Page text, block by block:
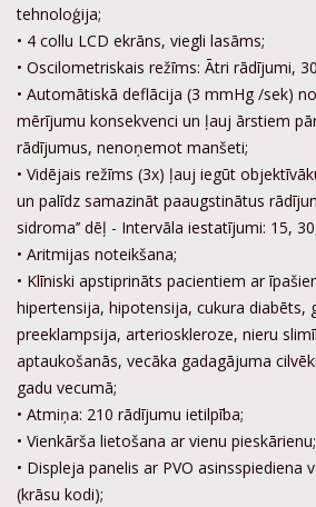
tehnoloģija;
• 4 collu LCD ekrāns, viegli lasāms;
• Oscilometriskais režīms: Ātri rādījumi,
• Automātiskā deflācija (3 mmHg /sek)
mērījumu konsekvenci un ļauj ārstiem
rādījumus, nenoņemot manšeti;
• Vidējais režīms (3x) ļauj iegūt
un palīdz samazināt paaugstinātus
sidroma’’ dēļ - Intervāla iestatījumi: 15,
• Aritmijas noteikšana;
• Klīniski apstiprināts pacientiem ar
hipertensija, hipotensija, cukura diabēts,
preeklampsija, arterioskleroze, nieru
aptaukošanās, vecāka gadagājuma
gadu vecumā;
• Atmiņa: 210 rādījumu ietilpība;
• Vienkārša lietošana ar vienu pieskārienu;
• Displeja panelis ar PVO asinsspiediena
(krāsu kodi);